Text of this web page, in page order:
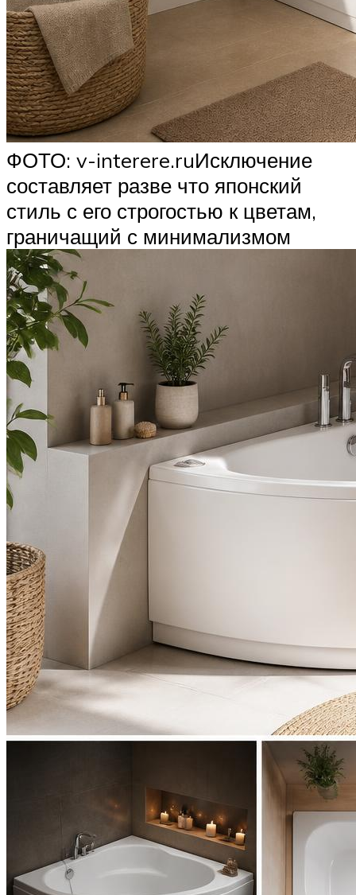
ФОТО: v-interere.ruИсключение
составляет разве что японский
стиль с его строгостью к цветам,
граничащий с минимализмом